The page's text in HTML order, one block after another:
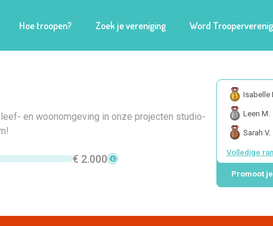
Hoe troopen? Zoek je vereniging Word
en woonomgeving in onze projecten studio-
€ 2.000
Isabelle
Leen M.
Sarah V.
Volledige
Promoot